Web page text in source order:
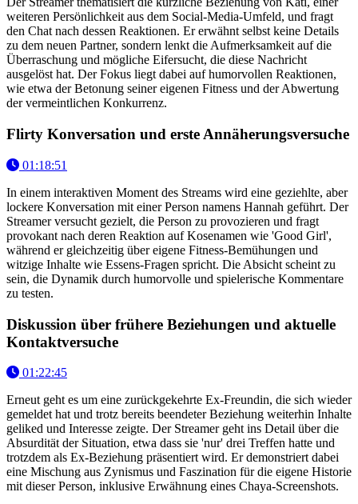
weiteren Persönlichkeit aus dem Social-Media-Umfeld, und fragt
den Chat nach dessen Reaktionen. Er erwähnt selbst keine Details
zu dem neuen Partner, sondern lenkt die Aufmerksamkeit auf die
Überraschung und mögliche Eifersucht, die diese Nachricht
ausgelöst hat. Der Fokus liegt dabei auf humorvollen Reaktionen,
wie etwa der Betonung seiner eigenen Fitness und der Abwertung
der vermeintlichen Konkurrenz.
Flirty Konversation und erste Annäherungsversuche
01:18:51
In einem interaktiven Moment des Streams wird eine geziehlte, aber
lockere Konversation mit einer Person namens Hannah geführt. Der
Streamer versucht gezielt, die Person zu provozieren und fragt
provokant nach deren Reaktion auf Kosenamen wie 'Good Girl',
während er gleichzeitig über eigene Fitness-Bemühungen und
witzige Inhalte wie Essens-Fragen spricht. Die Absicht scheint zu
sein, die Dynamik durch humorvolle und spielerische Kommentare
zu testen.
Diskussion über frühere Beziehungen und aktuelle
Kontaktversuche
01:22:45
Erneut geht es um eine zurückgekehrte Ex-Freundin, die sich wieder
gemeldet hat und trotz bereits beendeter Beziehung weiterhin Inhalte
geliked und Interesse zeigte. Der Streamer geht ins Detail über die
Absurdität der Situation, etwa dass sie 'nur' drei Treffen hatte und
trotzdem als Ex-Beziehung präsentiert wird. Er demonstriert dabei
eine Mischung aus Zynismus und Faszination für die eigene Historie
mit dieser Person, inklusive Erwähnung eines Chaya-Screenshots.